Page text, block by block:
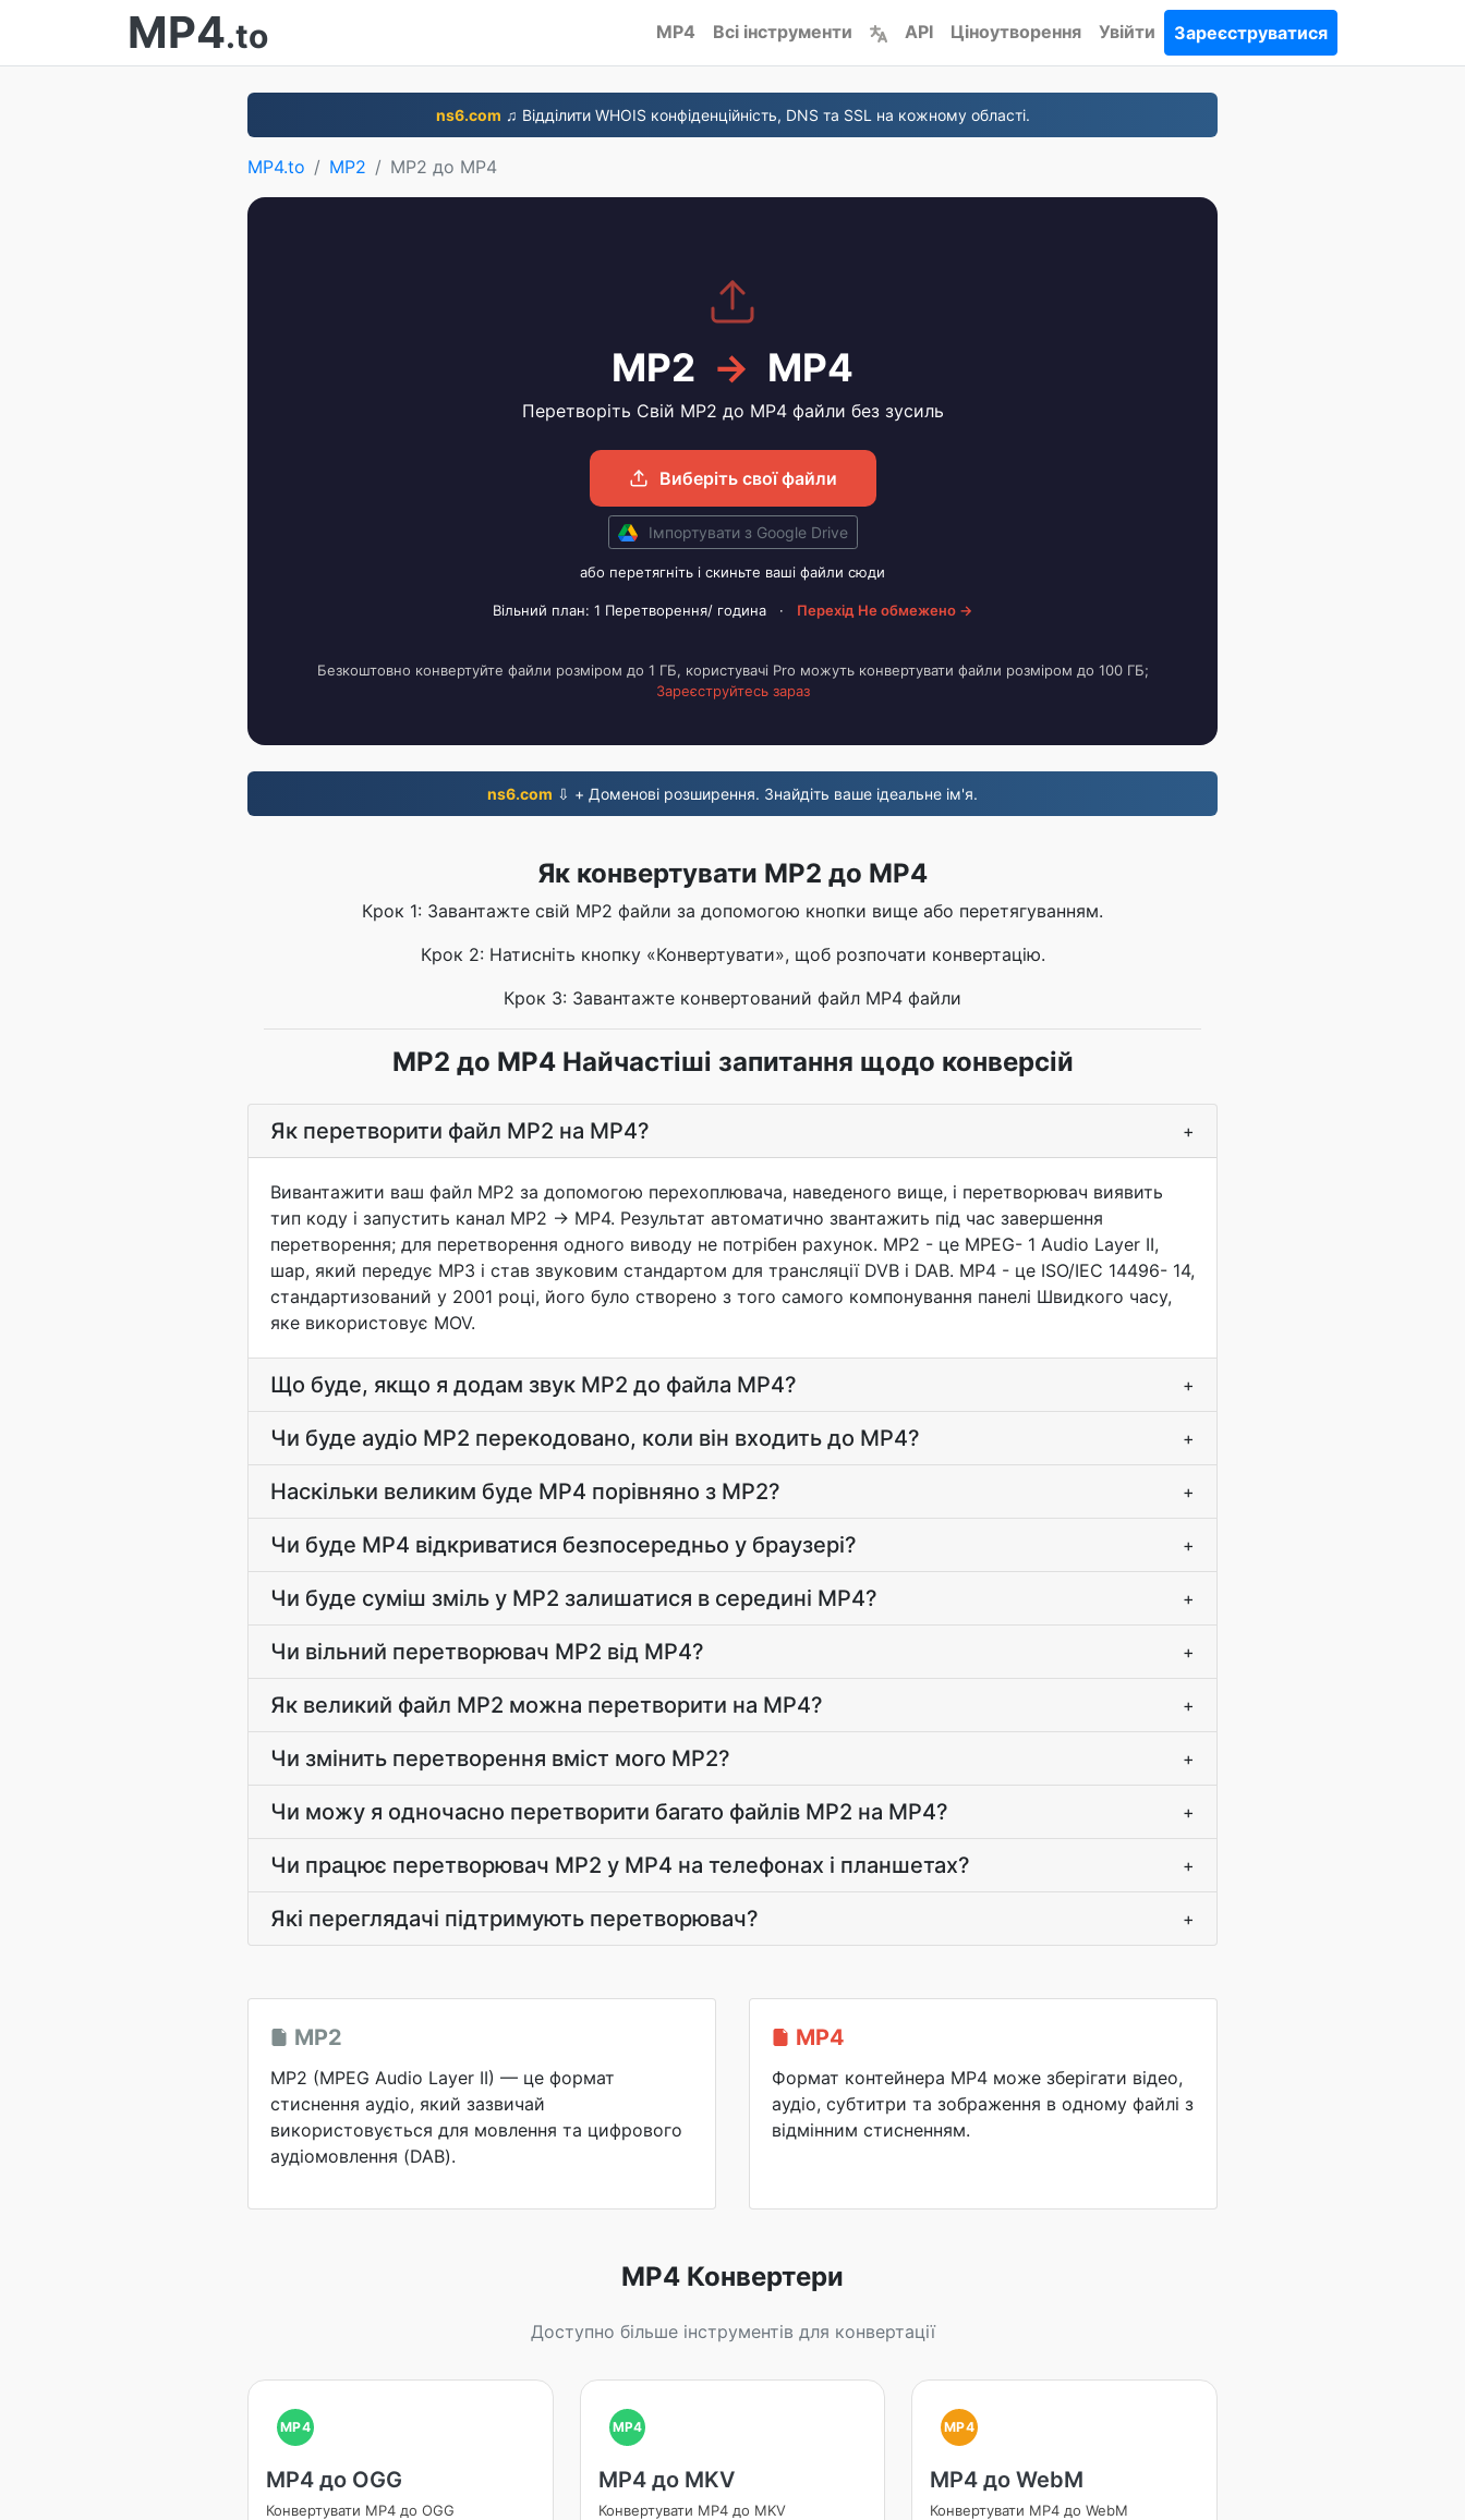
MP4.to MP4 Всі інструменти API Ціноутворення Увійти Зареєструватися
ns6.com ♫ Відділити WHOIS конфіденційність, DNS та SSL на кожному області.
MP4.to MP2 MP2 до MP4
MP2 → MP4
Перетворіть Свій MP2 до MP4 файли без зусиль
Виберіть свої файли
Імпортувати з Google Drive
або перетягніть і скиньте ваші файли сюди
Вільний план: 1 Перетворення/ година · Перехід Не обмежено →
Безкоштовно конвертуйте файли розміром до 1 ГБ, користувачі Pro можуть конвертувати файли розміром до 100 ГБ;
Зареєструйтесь зараз
ns6.com ⇩ + Доменові розширення. Знайдіть ваше ідеальне ім'я.
Як конвертувати MP2 до MP4
Крок 1: Завантажте свій MP2 файли за допомогою кнопки вище або перетягуванням.
Крок 2: Натисніть кнопку «Конвертувати», щоб розпочати конвертацію.
Крок 3: Завантажте конвертований файл MP4 файли
MP2 до MP4 Найчастіші запитання щодо конверсій
Як перетворити файл MP2 на MP4? +
Вивантажити ваш файл MP2 за допомогою перехоплювача, наведеного вище, і перетворювач виявить
тип коду і запустить канал MP2 → MP4. Результат автоматично звантажить під час завершення
перетворення; для перетворення одного виводу не потрібен рахунок. MP2 - це MPEG- 1 Audio Layer II,
шар, який передує MP3 і став звуковим стандартом для трансляції DVB і DAB. MP4 - це ISO/IEC 14496- 14,
стандартизований у 2001 році, його було створено з того самого компонування панелі Швидкого часу,
яке використовує MOV.
Що буде, якщо я додам звук MP2 до файла MP4? +
Чи буде аудіо MP2 перекодовано, коли він входить до MP4? +
Наскільки великим буде MP4 порівняно з MP2? +
Чи буде MP4 відкриватися безпосередньо у браузері? +
Чи буде суміш зміль у MP2 залишатися в середині MP4? +
Чи вільний перетворювач MP2 від MP4? +
Як великий файл MP2 можна перетворити на MP4? +
Чи змінить перетворення вміст мого MP2? +
Чи можу я одночасно перетворити багато файлів MP2 на MP4? +
Чи працює перетворювач MP2 у MP4 на телефонах і планшетах? +
Які переглядачі підтримують перетворювач? +
MP2
MP2 (MPEG Audio Layer II) — це формат
стиснення аудіо, який зазвичай
використовується для мовлення та цифрового
аудіомовлення (DAB).
MP4
Формат контейнера MP4 може зберігати відео,
аудіо, субтитри та зображення в одному файлі з
відмінним стисненням.
MP4 Конвертери
Доступно більше інструментів для конвертації
MP4
MP4 до OGG
Конвертувати MP4 до OGG
MP4
MP4 до MKV
Конвертувати MP4 до MKV
MP4
MP4 до WebM
Конвертувати MP4 до WebM